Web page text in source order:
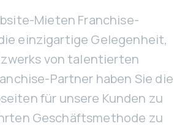
Mieten Franchise-
einzigartige Gelegenheit,
von talentierten
Partner haben Sie die
für unsere Kunden zu
Geschäftsmethode zu